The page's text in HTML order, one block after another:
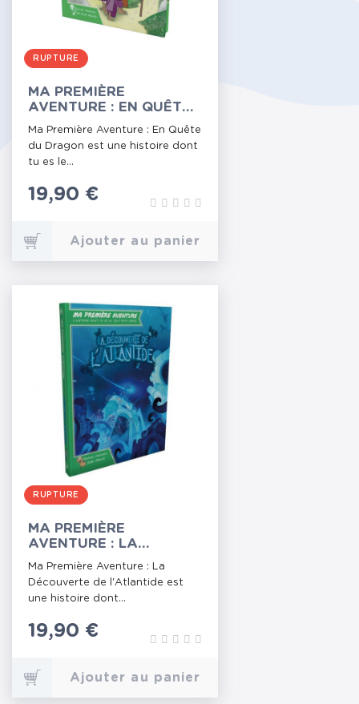
RUPTURE
MA PREMIÈRE
AVENTURE : EN QUÊTE
DU DRAGON (VERSION
LONGUE)
Ma Première Aventure : En Quête
du Dragon est une histoire dont
tu es le...
Prix
19,90 €
Ajouter au panier
RUPTURE
MA PREMIÈRE
AVENTURE : LA
DÉCOUVERTE DE
L'ATLANTIDE (VERSION
LONGUE)
Ma Première Aventure : La
Découverte de l'Atlantide est
une histoire dont...
Prix
19,90 €
Ajouter au panier